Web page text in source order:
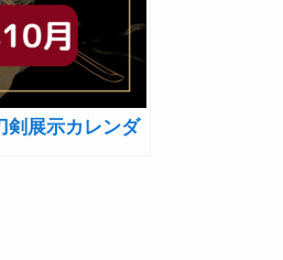
剣展示カレンダ